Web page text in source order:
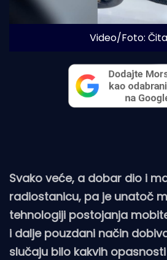
Video/Foto:
Svako veće, a dobar dio i
radiostanicu, pa je unatoč
tehnologiji postojanja
i dalje pouzdani način
slučaju bilo kakvih opasnosti